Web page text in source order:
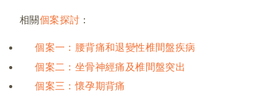
相關個案探討 ：
個案一：腰背痛和退變性椎間盤疾病
個案二：坐骨神經痛及椎間盤突出
個案三：懷孕期背痛